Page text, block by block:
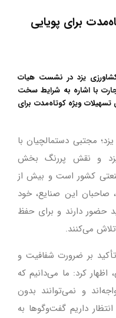
برای پویایی
کشاورزی یزد در نشست هیات
با اشاره به شرایط سخت
ویژه کوتاه‌مدت برای
مجتبی دستمالچیان با
یزد و نقش پررنگ بخش
کشور است و بیش از
صاحبان این صنایع، خود
حضور دارند و برای حفظ
می‌کنند.
تأکید بر ضرورت شفافیت و
اظهار کرد: ما می‌دانیم که
و نمی‌توانند بدون
داریم گفت‌وگوها به